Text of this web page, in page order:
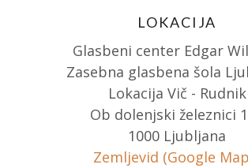
LOKACIJA
Glasbeni center Edgar
Zasebna glasbena šola
Lokacija Vič - Rudnik
Ob dolenjski železnici
1000 Ljubljana
Zemljevid (Google